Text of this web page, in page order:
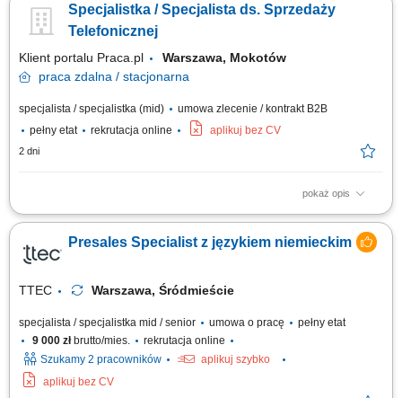
prowadzenie negocjacji i monitorowanie całego procesu sprzedaży.
Aktywne poszukiwanie nowych rynków zbytu oraz analiza ich potencjału.
Specjalistka / Specjalista ds. Sprzedaży
Telefonicznej
Klient portalu Praca.pl
Warszawa, Mokotów
praca zdalna / stacjonarna
specjalista / specjalistka (mid)
umowa zlecenie / kontrakt B2B
pełny etat
rekrutacja online aplikuj bez CV
2 dni
pokaż opis
Telefoniczny kontakt z klientami i aktywna sprzedaż biletów na
wydarzenia; Prezentowanie oferty koncertowej, informowanie o terminach
i lokalizacjach; Doradztwo w wyborze wydarzeń oraz obsługa pytań i
obiekcji klientów; Prowadzenie rozmów sprzedażowych oraz realizacja
Presales Specialist z językiem niemieckim
TTEC Warszawa, Śródmieście
specjalista / specjalistka mid / senior umowa o pracę
pełny etat
9 000 złbrutto/mies.
rekrutacja online
Szukamy 2 pracowników
aplikuj szybko
aplikuj bez CV